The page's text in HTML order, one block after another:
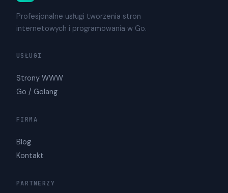
Profesjonalne usługi tworzenia stron
internetowych i programowania w Go.
USŁUGI
Strony WWW
Go / Golang
FIRMA
Blog
Kontakt
PARTNERZY